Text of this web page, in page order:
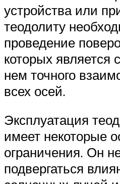
устройства или
теодолиту
проведение
которых является
нем точного
всех осей.
Эксплуатация
имеет некоторые
ограничения. Он
подвергаться